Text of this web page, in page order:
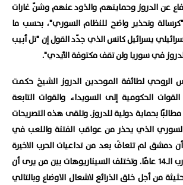
عن الدروز وحمايتهم والذود عنهم وشنّ غارات
وتحذير واضح للنظام السوري"، بحسب ما
يسرائيل كاتس الذي جدّد القول إن "تل أبيب
في سوريا ولن تقف مكتوفة الأيدي".
الروحي لطائفة الموحدين الدروز الشيخ حكمت
الحكومية إلى السويداء والقوات التابعة
مطالبًا بحماية دولية للدروز. وتلقى هذه التصريحات
السوري الذي يحذر من عواقب الفتنة واللعب في
دمشق لم تتعافَ بعد من تداعيات الحرب الاخيرة
والتي استمرت ما يقارب الـ14 عامًا. وتختلف السيناريوهات بين من يرى أن
من أجل خلق الذرائع لاشعال الاوضاع وبالتالي